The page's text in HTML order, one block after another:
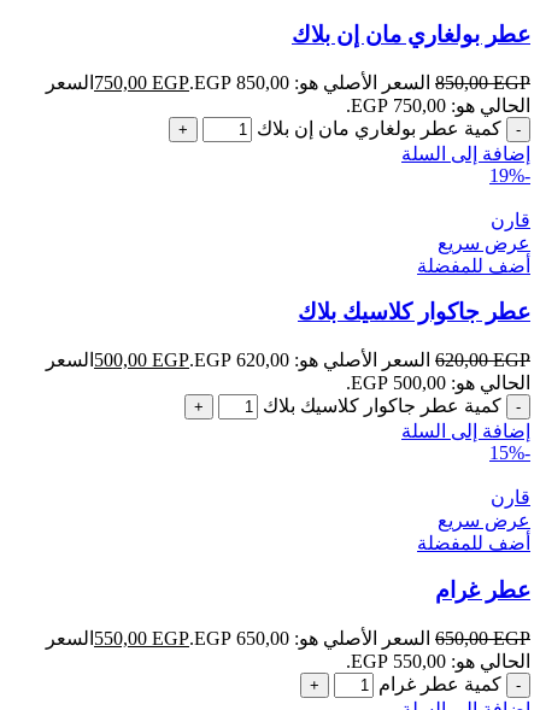
عطر بولغاري مان إن بلاك
850,00EGP السعر الأصلي هو: 850,00 EGP. 750,00 EGP
السعر
الحالي هو: 750,00 EGP.
كمية عطر بولغاري مان إن بلاك
إضافة إلى السلة
-19%
قارن
عرض سريع
أضف للمفضلة
عطر جاكوار كلاسيك بلاك
620,00EGP السعر الأصلي هو: 620,00 EGP. 500,00 EGP
السعر
الحالي هو: 500,00 EGP.
كمية عطر جاكوار كلاسيك بلاك
إضافة إلى السلة
-15%
قارن
عرض سريع
أضف للمفضلة
عطر غرام
650,00EGP السعر الأصلي هو: 650,00 EGP. 550,00 EGP
السعر
الحالي هو: 550,00 EGP.
كمية عطر غرام